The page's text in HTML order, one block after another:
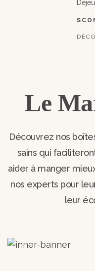
Le
Découvrez nos
sains qui
aider à manger
nos experts pour
leur